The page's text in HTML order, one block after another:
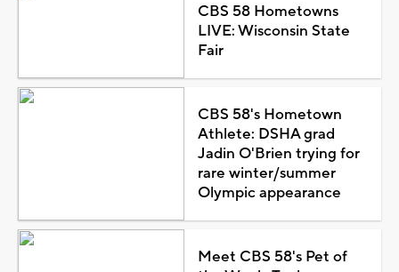
CBS 58 Hometowns
LIVE: Wisconsin State
Fair
CBS 58's Hometown
Athlete: DSHA grad
Jadin O'Brien trying for
rare winter/summer
Olympic appearance
Meet CBS 58's Pet of